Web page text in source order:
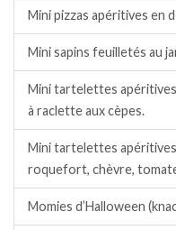
Mini pizzas apéritives en
Mini sapins feuilletés au
Mini tartelettes
à raclette aux cèpes.
Mini tartelettes
roquefort, chèvre,
Momies d’Halloween